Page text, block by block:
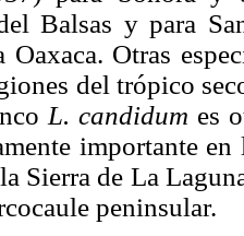
Balsas y para
Oaxaca. Otras
del trópico
L. candidum es
importante
Sierra de La
peninsular.